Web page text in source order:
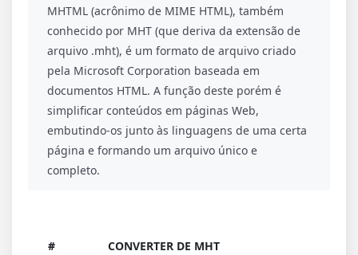
MHTML (acrônimo de MIME HTML), também
conhecido por MHT (que deriva da extensão de
arquivo .mht), é um formato de arquivo criado
pela Microsoft Corporation baseada em
documentos HTML. A função deste porém é
simplificar conteúdos em páginas Web,
embutindo-os junto às linguagens de uma certa
página e formando um arquivo único e
completo.
# CONVERTER DE MHT